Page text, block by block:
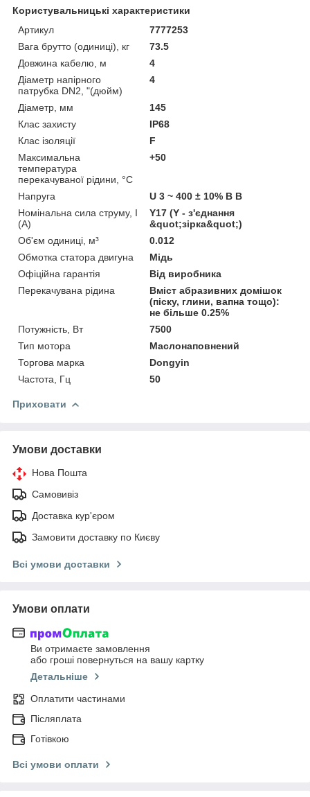
Користувальницькі характеристики
Артикул
7777253
Вага брутто (одиниці), кг
73.5
Довжина кабелю, м
4
Діаметр напірного
патрубка DN2, "(дюйм)
4
Діаметр, мм
145
Клас захисту
IP68
Клас ізоляції
F
Максимальна
температура
перекачуваної рідини, °C
+50
Напруга
U 3 ~ 400 ± 10% В В
Номінальна сила струму, I
(А)
Y17 (Y - з'єднання
&quot;зірка&quot;)
Об'єм одиниці, м³
0.012
Обмотка статора двигуна
Мідь
Офіційна гарантія
Від виробника
Перекачувана рідина
Вміст абразивних домішок
(піску, глини, вапна тощо):
не більше 0.25%
Потужність, Вт
7500
Тип мотора
Маслонаповнений
Торгова марка
Dongyin
Частота, Гц
50
Приховати
Умови доставки
Нова Пошта
Самовивіз
Доставка кур'єром
Замовити доставку по Києву
Всі умови доставки
Умови оплати
Ви отримаєте замовлення
або гроші повернуться на вашу картку
Детальніше
Оплатити частинами
Післяплата
Готівкою
Всі умови оплати